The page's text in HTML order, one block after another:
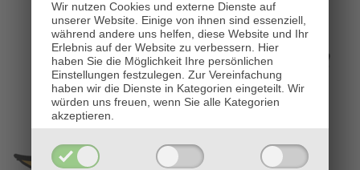
Wir nutzen Cookies und externe Dienste auf
unserer Website. Einige von ihnen sind essenziell,
während andere uns helfen, diese Website und Ihr
Erlebnis auf der Website zu verbessern. Hier
haben Sie die Möglichkeit Ihre persönlichen
Einstellungen festzulegen. Zur Vereinfachung
haben wir die Dienste in Kategorien eingeteilt. Wir
würden uns freuen, wenn Sie alle Kategorien
akzeptieren.